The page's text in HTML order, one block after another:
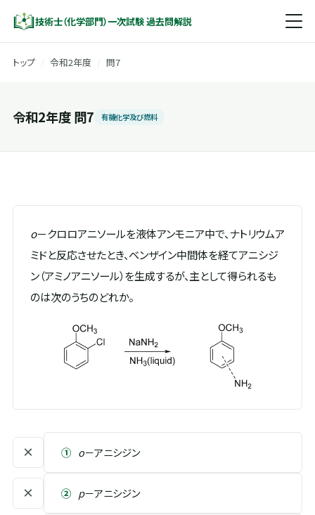
技術士（化学部門）一次試験 過去問解説
トップ 令和2年度 問7
令和2年度 問7 有機化学及び燃料
o－クロロアニソールを液体アンモニア中で、ナトリウムア
ミドと反応させたとき、ベンザイン中間体を経てアニシジ
ン（アミノアニソール）を生成するが、主として得られるも
のは次のうちのどれか。
× ① o－アニシジン
× ② p－アニシジン